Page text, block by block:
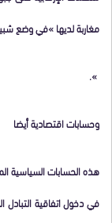
مغاربة لديها »في وضع
».
وحسابات اقتصادية أيضا
هذه الحسابات السياسية
في دخول اتفاقية التبادل